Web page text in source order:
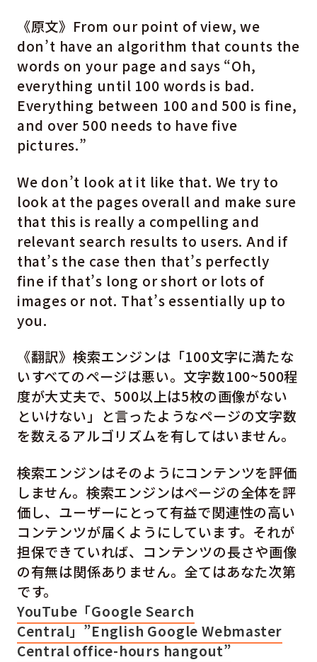
《原文》From our point of view, we
don’t have an algorithm that counts the
words on your page and says “Oh,
everything until 100 words is bad.
Everything between 100 and 500 is fine,
and over 500 needs to have five
pictures.”
We don’t look at it like that. We try to
look at the pages overall and make sure
that this is really a compelling and
relevant search results to users. And if
that’s the case then that’s perfectly
fine if that’s long or short or lots of
images or not. That’s essentially up to
you.
《翻訳》検索エンジンは「100文字に満たな
いすべてのページは悪い。文字数100~500程
度が大丈夫で、500以上は5枚の画像がない
といけない」と言ったようなページの文字数
を数えるアルゴリズムを有してはいません。
検索エンジンはそのようにコンテンツを評価
しません。検索エンジンはページの全体を評
価し、ユーザーにとって有益で関連性の高い
コンテンツが届くようにしています。それが
担保できていれば、コンテンツの長さや画像
の有無は関係ありません。全てはあなた次第
です。
YouTube「Google Search
Central」”English Google Webmaster
Central office-hours hangout”